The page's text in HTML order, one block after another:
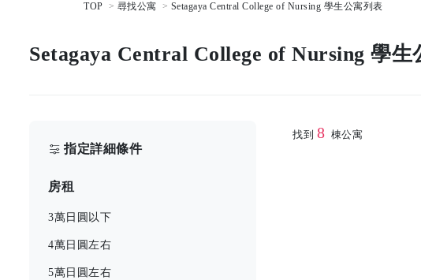
TOP 尋找公寓 Setagaya Central College of Nursing 學生公寓列表
Setagaya Central College of Nursing 學生
指定詳細條件
房租
3萬日圓以下
4萬日圓左右
5萬日圓左右
找到 8 棟公寓